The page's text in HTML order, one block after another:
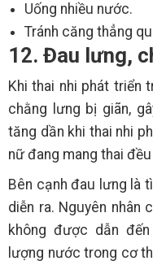
Uống nhiều nước.
Tránh căng thẳng
12. Đau lưng,
Khi thai nhi phát triển
chằng lưng bị giãn,
tăng dần khi thai nhi
nữ đang mang thai
Bên cạnh đau lưng là
diễn ra. Nguyên nhân
không được dẫn
lượng nước trong cơ